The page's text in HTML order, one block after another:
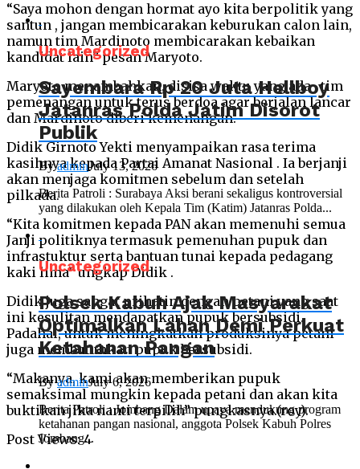
“Saya mohon dengan hormat ayo kita berpolitik yang
santun , jangan membicarakan keburukan calon lain,
namun tim Mardinoto membicarakan kebaikan
kandidat lain” pesan Maryoto.
Maryoto menambahkan, disisa waktu yang ada , tim
pemenangan untuk terus berdoa agar berjalan lancar
dan Mardinoto diberi kemenangan.
Didik Girnoto Yekti menyampaikan rasa terima
kasihnya kepada Partai Amanat Nasional . Ia berjanji
akan menjaga komitmen sebelum dan setelah
pilkada.
“Kita komitmen kepada PAN akan memenuhi semua
Janji politiknya termasuk pemenuhan pupuk dan
infrastuktur serta bantuan tunai kepada pedagang
kaki lima” ungkap Didik .
Didik juga sangat prihatin dengan petani yang saat
ini kesulitan mendapatkan pupuk bersubsidi.
Padahal, untuk meningkatkan produksinya petani
juga membutuhkan pupuk bersubsidi.
“Makanya, kami akan memberikan pupuk
semaksimal mungkin kepada petani dan akan kita
buktikan jika nanti terpilih” pungkasnya.(roy).
Post Views: 4
Uncategorized
Sayembara Rp 20 Juta Hellboy
Jatanras Polda Jatim Disorot
Publik
ByadminJuly 13, 2026
Berita Patroli : Surabaya Aksi berani sekaligus kontroversial
yang dilakukan oleh Kepala Tim (Katim) Jatanras Polda...
Uncategorized
Polsek Kabuh Ajak Masyarakat
Optimalkan Lahan Demi Perkuat
Ketahanan Pangan
ByadminJuly 6, 2026
Berita Patroli ; Jombang Dalam upaya mendukung program
ketahanan pangan nasional, anggota Polsek Kabuh Polres
Jombang...